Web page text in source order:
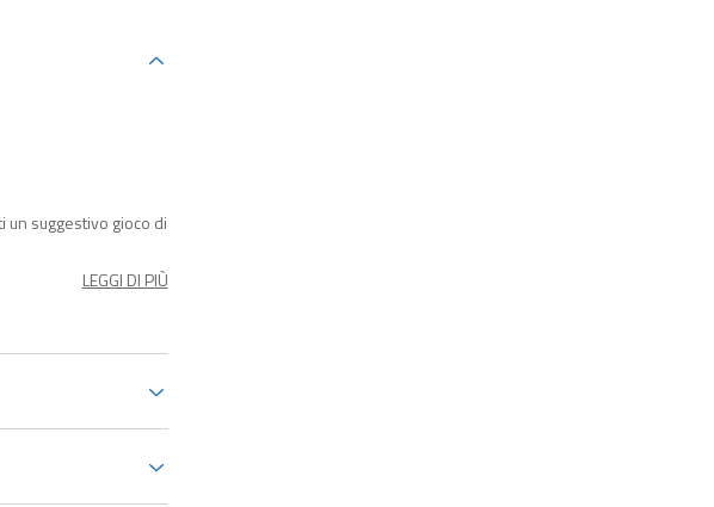
un suggestivo gioco di
dal fondo della vasca.
LEGGI DI PIÙ